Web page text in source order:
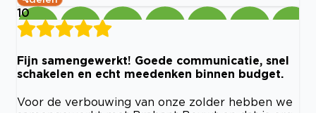
10
Fijn samengewerkt! Goede communicatie, snel
schakelen en echt meedenken binnen budget.
Voor de verbouwing van onze zolder hebben we